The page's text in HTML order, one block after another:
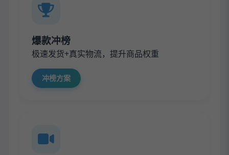
爆款冲榜
极速发货+真实物流，提升商品权重
冲榜方案